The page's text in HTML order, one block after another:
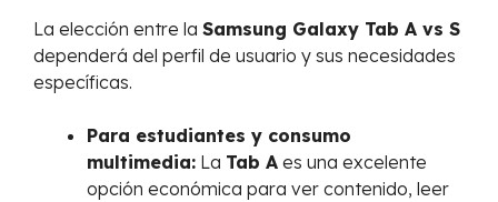
La elección entre la Samsung Galaxy Tab A vs S
dependerá del perfil de usuario y sus necesidades
específicas.
Para estudiantes y consumo
multimedia: La Tab A es una excelente
opción económica para ver contenido, leer